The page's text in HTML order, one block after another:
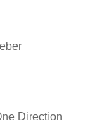
Direction